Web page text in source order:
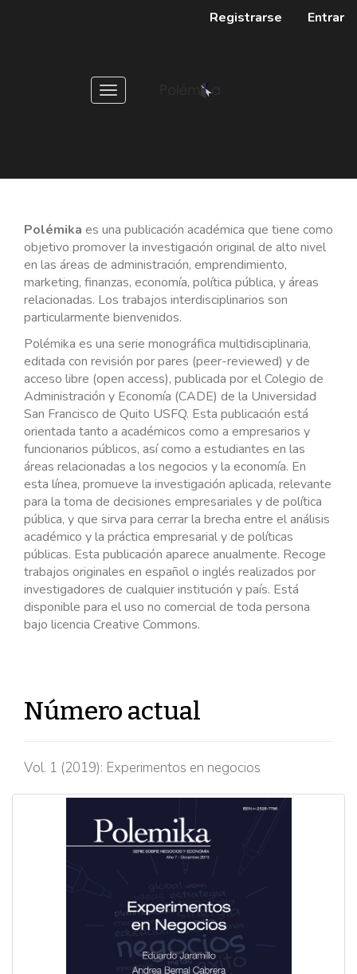
Registrarse Entrar
Toggle
Polémika es una publicación académica que tiene como
objetivo promover la investigación original de alto nivel
en las áreas de administración, emprendimiento,
marketing, finanzas, economía, política pública, y áreas
relacionadas. Los trabajos interdisciplinarios son
particularmente bienvenidos.
Polémika es una serie monográfica multidisciplinaria,
editada con revisión por pares (peer-reviewed) y de
acceso libre (open access), publicada por el Colegio de
Administración y Economía (CADE) de la Universidad
San Francisco de Quito USFQ. Esta publicación está
orientada tanto a académicos como a empresarios y
funcionarios públicos, así como a estudiantes en las
áreas relacionadas a los negocios y la economía. En
esta línea, promueve la investigación aplicada, relevante
para la toma de decisiones empresariales y de política
pública, y que sirva para cerrar la brecha entre el análisis
académico y la práctica empresarial y de políticas
públicas. Esta publicación aparece anualmente. Recoge
trabajos originales en español o inglés realizados por
investigadores de cualquier institución y país. Está
disponible para el uso no comercial de toda persona
bajo licencia Creative Commons.
Número actual
Vol. 1 (2019): Experimentos en negocios